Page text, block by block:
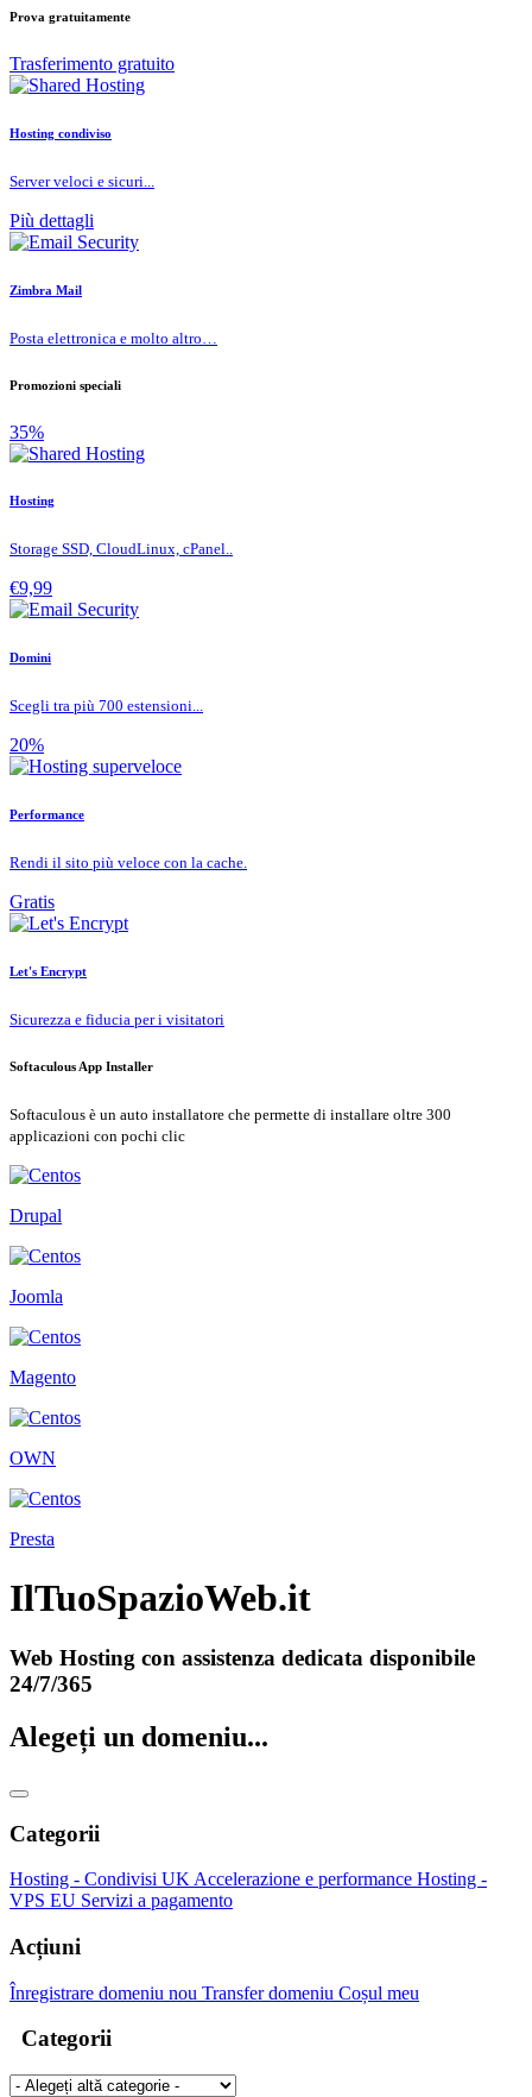
Prova gratuitamente
Trasferimento gratuito
Hosting condiviso
Server veloci e sicuri...
Più dettagli
Zimbra Mail
Posta elettronica e molto altro…
Promozioni speciali
35%
Hosting
Storage SSD, CloudLinux, cPanel..
€9,99
Domini
Scegli tra più 700 estensioni...
20%
Performance
Rendi il sito più veloce con la cache.
Gratis
Let's Encrypt
Sicurezza e fiducia per i visitatori
Softaculous App Installer
Softaculous è un auto installatore che permette di installare oltre 300
applicazioni con pochi clic
Drupal
Joomla
Magento
OWN
Presta
IlTuoSpazioWeb.it
Web Hosting con assistenza dedicata disponibile
24/7/365
Alegeți un domeniu...
Categorii
Hosting - Condivisi UK Accelerazione e performance Hosting -
VPS EU Servizi a pagamento
Acțiuni
Înregistrare domeniu nou Transfer domeniu Coșul meu
Categorii